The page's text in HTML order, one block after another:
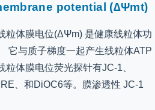
potential (∆Ψmt)
粒体膜电位(ΔΨm) 是健康线粒体功
它与质子梯度一起产生线粒体ATP
粒体膜电位荧光探针有JC-1、
、和DiOC6等。膜渗透性 JC-1